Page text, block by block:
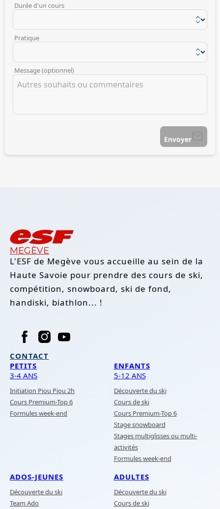
Durée d'un cours
Pratique
Message (optionnel)
Envoyer
MEGÈVE
L'ESF de Megève vous accueille au sein de la
Haute Savoie pour prendre des cours de ski,
compétition, snowboard, ski de fond,
handiski, biathlon... !
CONTACT
PETITS
3-4 ANS
Initiation Piou Piou 2h
Cours Premium-Top 6
Formules week-end
ENFANTS
5-12 ANS
Découverte du ski
Cours de ski
Cours Premium-Top 6
Stage snowboard
Stages multiglisses ou multi-
activités
Formules week-end
ADOS-JEUNES
Découverte du ski
Team Ado
ADULTES
Découverte du ski
Cours de ski